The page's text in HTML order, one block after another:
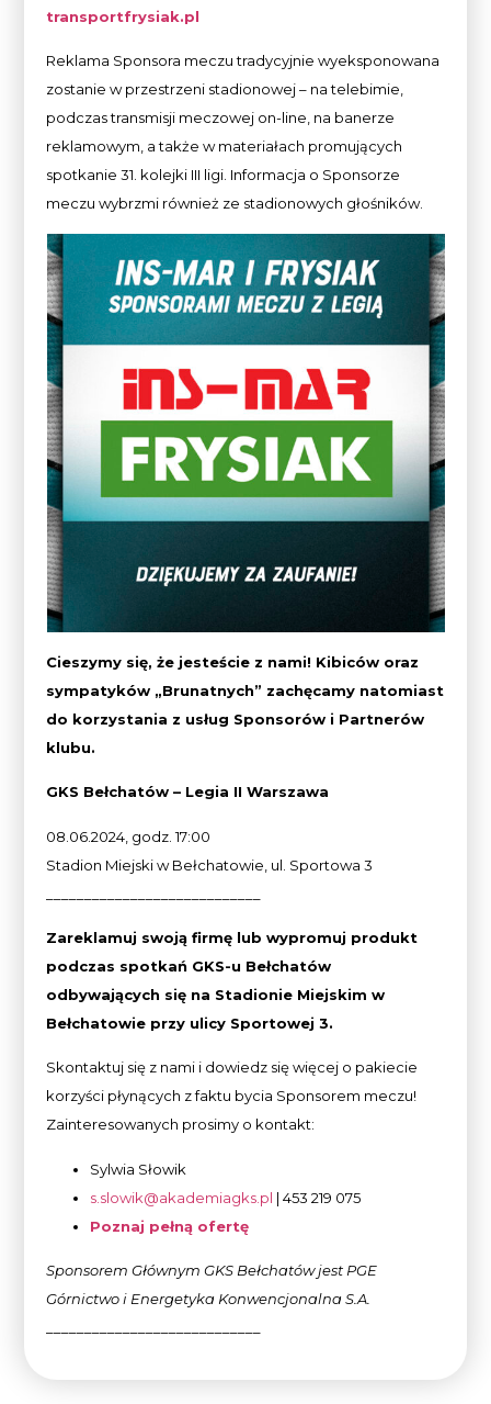
transportfrysiak.pl
Reklama Sponsora meczu tradycyjnie wyeksponowana
zostanie w przestrzeni stadionowej – na telebimie,
podczas transmisji meczowej on-line, na banerze
reklamowym, a także w materiałach promujących
spotkanie 31. kolejki III ligi. Informacja o Sponsorze
meczu wybrzmi również ze stadionowych głośników.
Cieszymy się, że jesteście z nami! Kibiców oraz
sympatyków „Brunatnych” zachęcamy natomiast
do korzystania z usług Sponsorów i Partnerów
klubu.
GKS Bełchatów – Legia II Warszawa
08.06.2024, godz. 17:00
Stadion Miejski w Bełchatowie, ul. Sportowa 3
Zareklamuj swoją firmę lub wypromuj produkt
podczas spotkań GKS-u Bełchatów
odbywających się na Stadionie Miejskim w
Bełchatowie przy ulicy Sportowej 3.
Skontaktuj się z nami i dowiedz się więcej o pakiecie
korzyści płynących z faktu bycia Sponsorem meczu!
Zainteresowanych prosimy o kontakt:
Sylwia Słowik
s.slowik@akademiagks.pl | 453 219 075
Poznaj pełną ofertę
Sponsorem Głównym GKS Bełchatów jest PGE
Górnictwo i Energetyka Konwencjonalna S.A.